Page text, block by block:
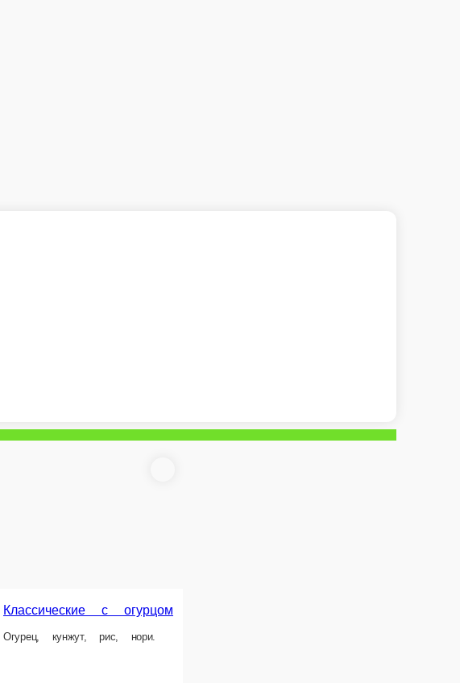
Угорь, кунжут, унаги соус, рис, нори.